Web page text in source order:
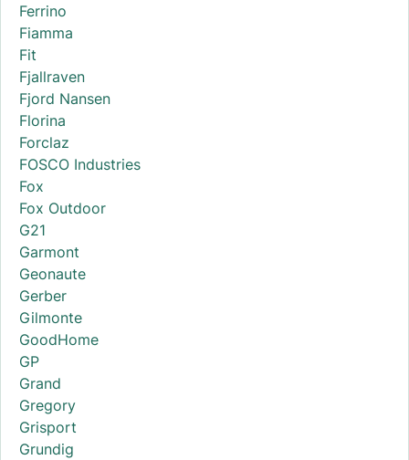
Ferrino
Fiamma
Fit
Fjallraven
Fjord Nansen
Florina
Forclaz
FOSCO Industries
Fox
Fox Outdoor
G21
Garmont
Geonaute
Gerber
Gilmonte
GoodHome
GP
Grand
Gregory
Grisport
Grundig